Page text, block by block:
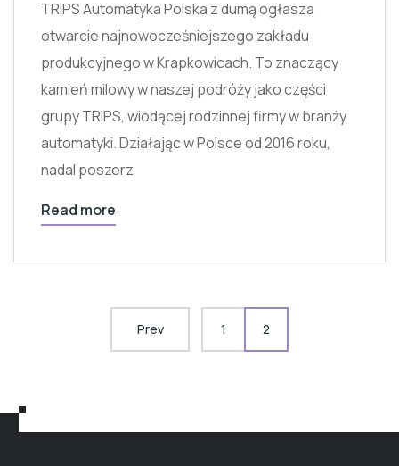
TRIPS Automatyka Polska z dumą ogłasza
otwarcie najnowocześniejszego zakładu
produkcyjnego w Krapkowicach. To znaczący
kamień milowy w naszej podróży jako części
grupy TRIPS, wiodącej rodzinnej firmy w branży
automatyki. Działając w Polsce od 2016 roku,
nadal poszerz
Read more
Prev 1 2